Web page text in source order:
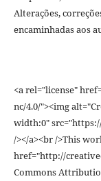
Alterações,
encaminhadas aos
<a rel="license"
nc/4.0/"><img
width:0"
/></a><br />This
href="http://
Commons